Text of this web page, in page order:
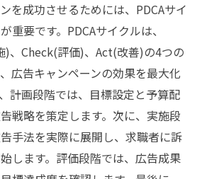
を成功させるためには、PDCAサイ
重要です。PDCAサイクルは、
)、Check(評価)、Act(改善)の4つの
広告キャンペーンの効果を最大化
計画段階では、目標設定と予算配
戦略を策定します。次に、実施段
手法を実際に展開し、求職者に訴
します。評価段階では、広告成果